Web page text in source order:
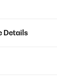
Details